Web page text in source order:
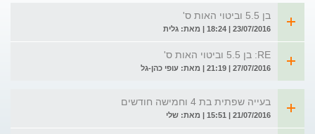
בן 5.5 וביטוי האות ס'
23/07/2016 | 18:24 | מאת: גלית
RE: בן 5.5 וביטוי האות ס'
27/07/2016 | 21:19 | מאת: עופי כהן-גל
בעייה שפתית בת 4 וחמישה חודשים
21/07/2016 | 15:51 | מאת: שלי